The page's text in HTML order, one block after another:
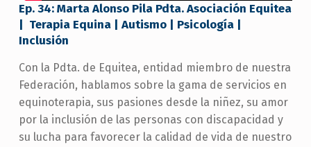
Ep. 34: Marta Alonso Pila Pdta. Asociación Equitea
| Terapia Equina | Autismo | Psicología |
Inclusión
Con la Pdta. de Equitea, entidad miembro de nuestra
Federación, hablamos sobre la gama de servicios en
equinoterapia, sus pasiones desde la niñez, su amor
por la inclusión de las personas con discapacidad y
su lucha para favorecer la calidad de vida de nuestro